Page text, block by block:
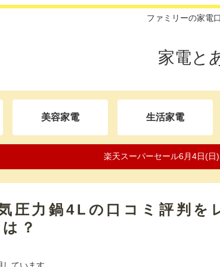
ファミリーの家電
家電と
美容家電 生活家電
楽天スーパーセール6月4日(日
圧力鍋4Lの口コミ評判を
？